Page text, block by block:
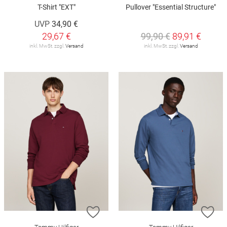
T-Shirt "EXT"
UVP 34,90 €
29,67 €
inkl. MwSt. zzgl. Versand
Pullover "Essential Structure"
99,90 € 89,91 €
inkl. MwSt. zzgl. Versand
ZUR WUNSCHLISTE HINZUFÜGEN